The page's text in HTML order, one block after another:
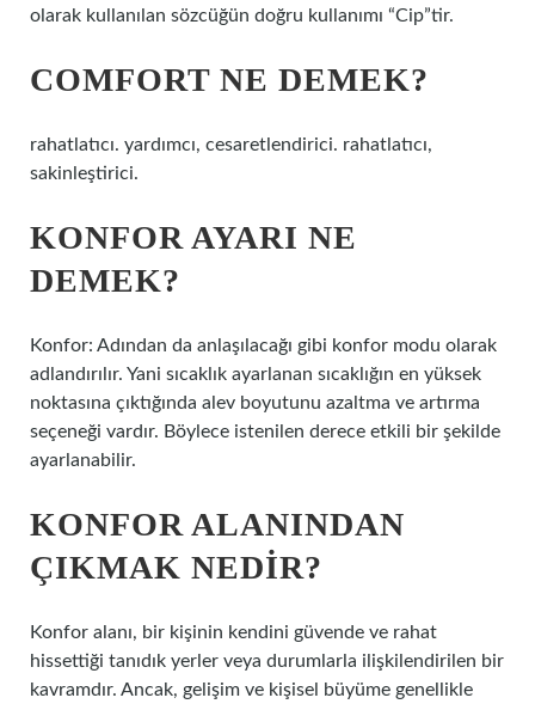
olarak kullanılan sözcüğün doğru kullanımı “Cip”tir.
COMFORT NE DEMEK?
rahatlatıcı. yardımcı, cesaretlendirici. rahatlatıcı,
sakinleştirici.
KONFOR AYARI NE
DEMEK?
Konfor: Adından da anlaşılacağı gibi konfor modu olarak
adlandırılır. Yani sıcaklık ayarlanan sıcaklığın en yüksek
noktasına çıktığında alev boyutunu azaltma ve artırma
seçeneği vardır. Böylece istenilen derece etkili bir şekilde
ayarlanabilir.
KONFOR ALANINDAN
ÇIKMAK NEDIR?
Konfor alanı, bir kişinin kendini güvende ve rahat
hissettiği tanıdık yerler veya durumlarla ilişkilendirilen bir
kavramdır. Ancak, gelişim ve kişisel büyüme genellikle